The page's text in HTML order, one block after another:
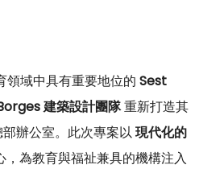
領域中具有重要地位的 Sest
建築設計團隊 重新打造其
辦公室。此次專案以 現代化的
為教育與福祉兼具的機構注入